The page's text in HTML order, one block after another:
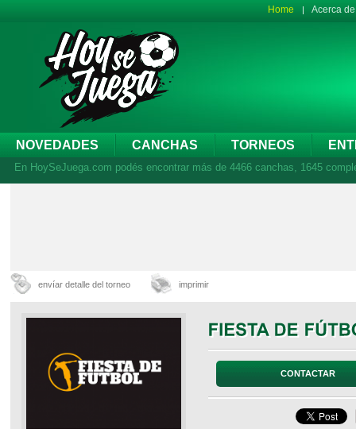
Home Acerca
NOVEDADES CANCHAS TORNEOS
En HoySeJuega.com podés encontrar más de 4466 canchas, 1645
envíar detalle del torneo imprimir
CONTACTAR